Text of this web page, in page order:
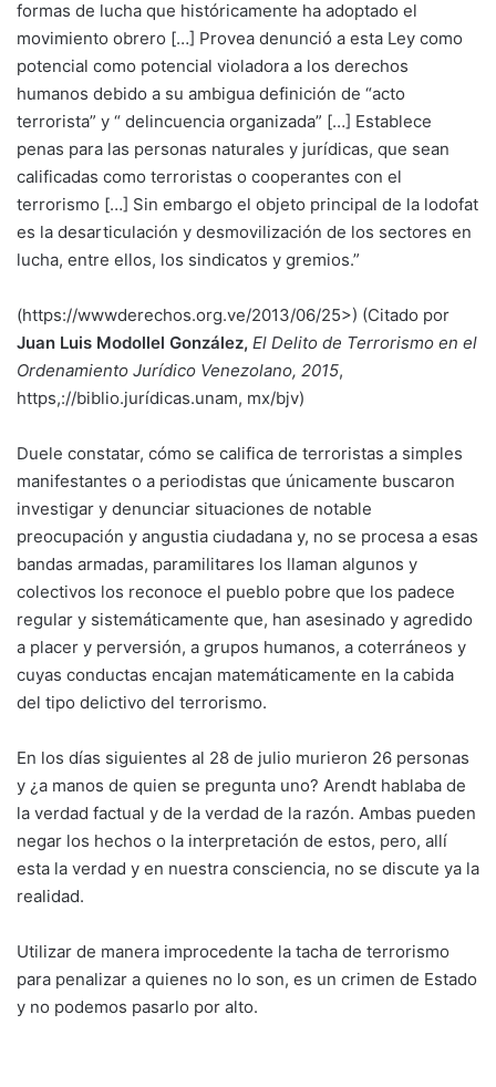
formas de lucha que históricamente ha adoptado el
movimiento obrero […] Provea denunció a esta Ley como
potencial como potencial violadora a los derechos
humanos debido a su ambigua definición de “acto
terrorista” y “ delincuencia organizada” […] Establece
penas para las personas naturales y jurídicas, que sean
calificadas como terroristas o cooperantes con el
terrorismo […] Sin embargo el objeto principal de la lodofat
es la desarticulación y desmovilización de los sectores en
lucha, entre ellos, los sindicatos y gremios.”
(https://wwwderechos.org.ve/2013/06/25>) (Citado por
Juan Luis Modollel González, El Delito de Terrorismo en el
Ordenamiento Jurídico Venezolano, 2015,
https,://biblio.jurídicas.unam, mx/bjv)
Duele constatar, cómo se califica de terroristas a simples
manifestantes o a periodistas que únicamente buscaron
investigar y denunciar situaciones de notable
preocupación y angustia ciudadana y, no se procesa a esas
bandas armadas, paramilitares los llaman algunos y
colectivos los reconoce el pueblo pobre que los padece
regular y sistemáticamente que, han asesinado y agredido
a placer y perversión, a grupos humanos, a coterráneos y
cuyas conductas encajan matemáticamente en la cabida
del tipo delictivo del terrorismo.
En los días siguientes al 28 de julio murieron 26 personas
y ¿a manos de quien se pregunta uno? Arendt hablaba de
la verdad factual y de la verdad de la razón. Ambas pueden
negar los hechos o la interpretación de estos, pero, allí
esta la verdad y en nuestra consciencia, no se discute ya la
realidad.
Utilizar de manera improcedente la tacha de terrorismo
para penalizar a quienes no lo son, es un crimen de Estado
y no podemos pasarlo por alto.